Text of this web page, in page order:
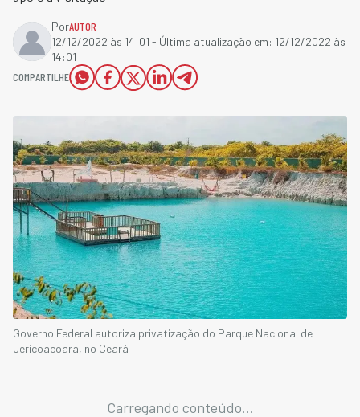
PorAUTOR
12/12/2022 às 14:01 - Última atualização em: 12/12/2022 às
14:01
COMPARTILHE
Governo Federal autoriza privatização do Parque Nacional de
Jericoacoara, no Ceará
Carregando conteúdo...